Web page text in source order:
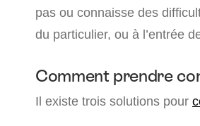
pas ou connaisse des
du particulier, ou à l’entrée
Comment prendre
Il existe trois solutions pour